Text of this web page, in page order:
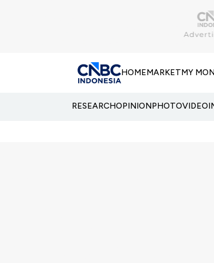
HOMEMARKETMY
RESEARCHOPINIONPHOTOVIDEO